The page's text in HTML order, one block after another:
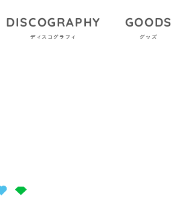
DISCOGRAPHY
ディスコグラフィ
GOODS
グッズ